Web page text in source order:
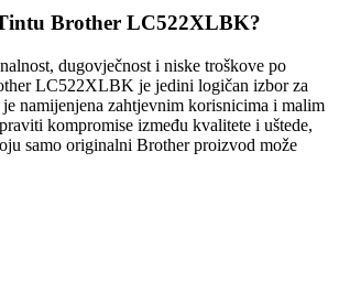
Brother LC522XLBK?
dugovječnost i niske troškove po
LC522XLBK je jedini logičan izbor za
namijenjena zahtjevnim korisnicima i malim
kompromise između kvalitete i uštede,
samo originalni Brother proizvod može